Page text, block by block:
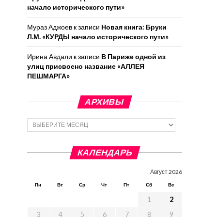
начало исторического пути»
Мураз Аджоев к записи Новая книга: Бруки
Л.М. «КУРДЫ начало исторического пути»
Ирина Авдали к записи В Париже одной из
улиц присвоено название «АЛЛЕЯ
ПЕШМАРГА»
АРХИВЫ
Архивы
КАЛЕНДАРЬ
Август 2026
Пн Вт Ср Чт Пт Сб Вс
1
2
3
4 5 6 7 8 9